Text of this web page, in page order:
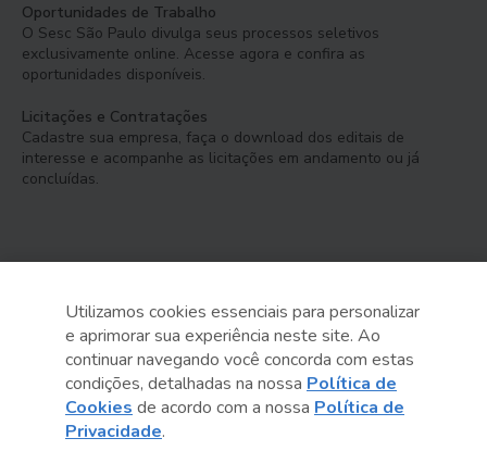
Oportunidades de Trabalho
O Sesc São Paulo divulga seus processos seletivos
exclusivamente online. Acesse agora e confira as
oportunidades disponíveis.
Licitações e Contratações
Cadastre sua empresa, faça o download dos editais de
interesse e acompanhe as licitações em andamento ou já
concluídas.
Serviço Social do Comércio
Administração Regional no Estado de São Paulo
Sesc São Paulo por aí:
Utilizamos cookies essenciais para personalizar
e aprimorar sua experiência neste site. Ao
continuar navegando você concorda com estas
condições, detalhadas na nossa Política de
Cookies de acordo com a nossa Política de
Privacidade.